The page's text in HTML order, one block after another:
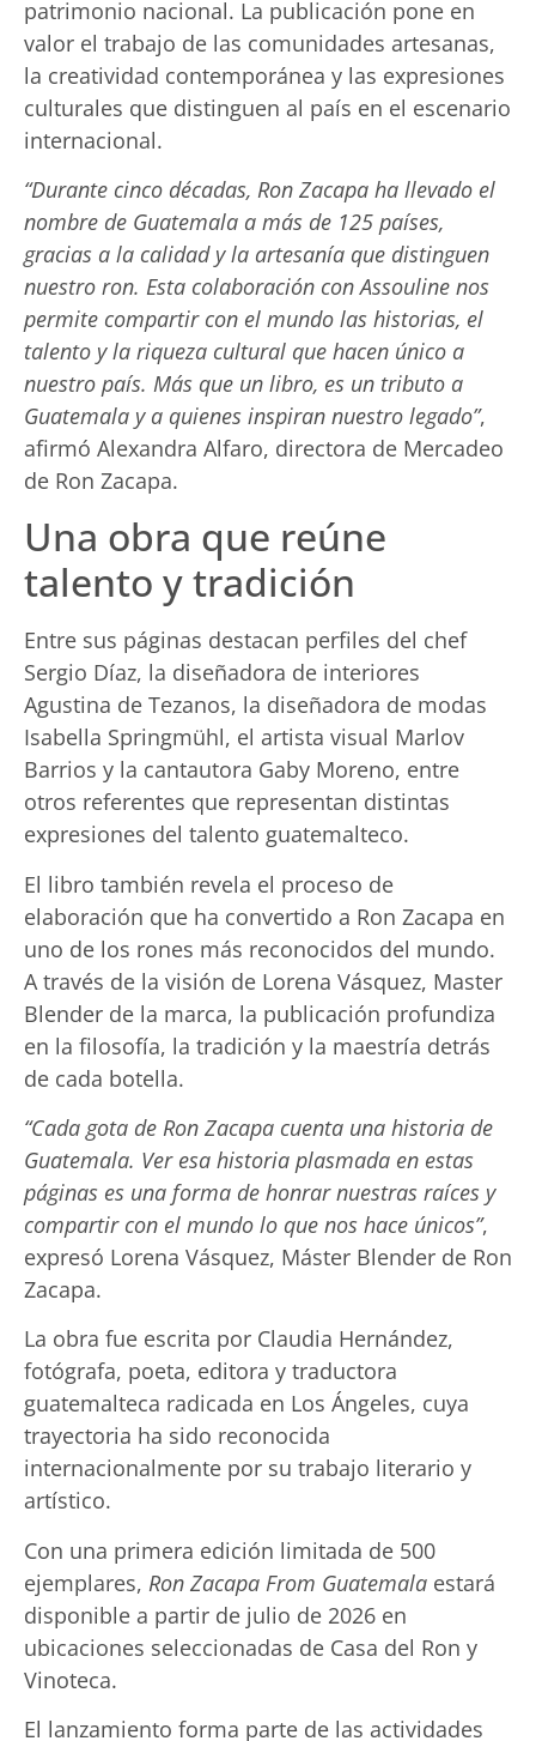
patrimonio nacional. La publicación pone en
valor el trabajo de las comunidades artesanas,
la creatividad contemporánea y las expresiones
culturales que distinguen al país en el escenario
internacional.
“Durante cinco décadas, Ron Zacapa ha llevado el
nombre de Guatemala a más de 125 países,
gracias a la calidad y la artesanía que distinguen
nuestro ron. Esta colaboración con Assouline nos
permite compartir con el mundo las historias, el
talento y la riqueza cultural que hacen único a
nuestro país. Más que un libro, es un tributo a
Guatemala y a quienes inspiran nuestro legado”,
afirmó Alexandra Alfaro, directora de Mercadeo
de Ron Zacapa.
Una obra que reúne
talento y tradición
Entre sus páginas destacan perfiles del chef
Sergio Díaz, la diseñadora de interiores
Agustina de Tezanos, la diseñadora de modas
Isabella Springmühl, el artista visual Marlov
Barrios y la cantautora Gaby Moreno, entre
otros referentes que representan distintas
expresiones del talento guatemalteco.
El libro también revela el proceso de
elaboración que ha convertido a Ron Zacapa en
uno de los rones más reconocidos del mundo.
A través de la visión de Lorena Vásquez, Master
Blender de la marca, la publicación profundiza
en la filosofía, la tradición y la maestría detrás
de cada botella.
“Cada gota de Ron Zacapa cuenta una historia de
Guatemala. Ver esa historia plasmada en estas
páginas es una forma de honrar nuestras raíces y
compartir con el mundo lo que nos hace únicos”,
expresó Lorena Vásquez, Máster Blender de Ron
Zacapa.
La obra fue escrita por Claudia Hernández,
fotógrafa, poeta, editora y traductora
guatemalteca radicada en Los Ángeles, cuya
trayectoria ha sido reconocida
internacionalmente por su trabajo literario y
artístico.
Con una primera edición limitada de 500
ejemplares, Ron Zacapa From Guatemala estará
disponible a partir de julio de 2026 en
ubicaciones seleccionadas de Casa del Ron y
Vinoteca.
El lanzamiento forma parte de las actividades